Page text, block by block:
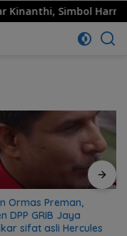
Simbol Harmoni
Ormas Preman,
DPP GRIB Jaya
sifat asli Hercules